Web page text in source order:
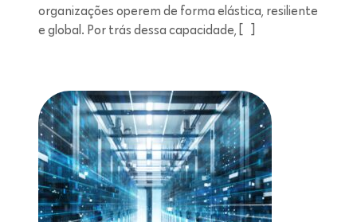
organizações operem de forma elástica, resiliente
e global. Por trás dessa capacidade, […]